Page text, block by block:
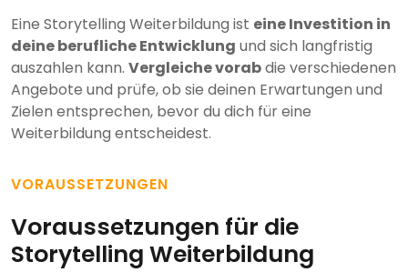
Eine Storytelling Weiterbildung ist eine Investition in
deine berufliche Entwicklung und sich langfristig
auszahlen kann. Vergleiche vorabdie verschiedenen
Angebote und prüfe, ob sie deinen Erwartungen und
Zielen entsprechen, bevor du dich für eine
Weiterbildung entscheidest.
VORAUSSETZUNGEN
Voraussetzungen für die
Storytelling Weiterbildung